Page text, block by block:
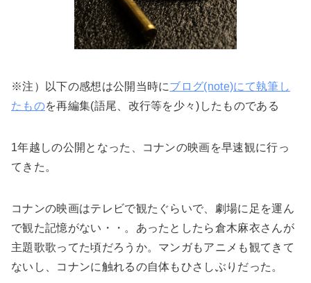
※注）以下の感想は公開当時にブログ(note)にて執筆し
たものを再編集(語尾、改行等を少々)したものである
1年越しの公開となった、コナンの映画を早速観に行っ
てきた。
コナンの映画はテレビで観たぐらいで、劇場に足を運ん
で観た記憶がない・・。あったとしたら倉木麻衣さんが
主題歌歌ってた頃だろうか。マンガもアニメも観てきて
ないし、コナンに触れるの自体もひさしぶりだった。